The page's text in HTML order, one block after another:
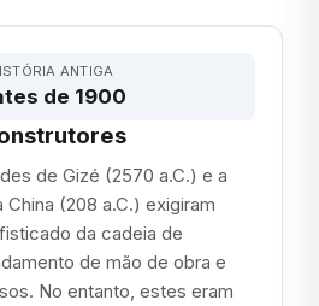
ANTIGA
de 1900
de Gizé (2570 a.C.) e a
China (208 a.C.) exigiram
da cadeia de
de mão de obra e
No entanto, estes eram